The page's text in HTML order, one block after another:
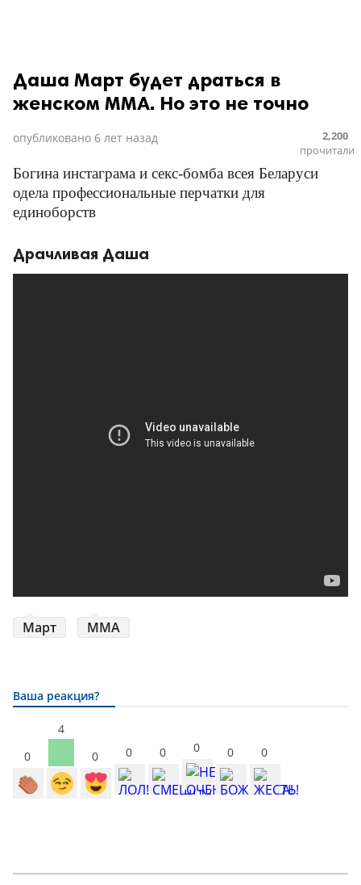
Даша Март будет драться в
женском ММА. Но это не точно
опубликовано 6 лет назад
2,200
прочитали
Богина инстаграма и секс-бомба всея Беларуси
одела профессиональные перчатки для
единоборств
Драчливая Даша
Март ММА
Ваша реакция?
0
4
0
0 0 0 0 0